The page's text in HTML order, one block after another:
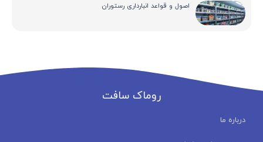
اصول و قواعد انبارداری رستوران
روماک سافت
درباره ما